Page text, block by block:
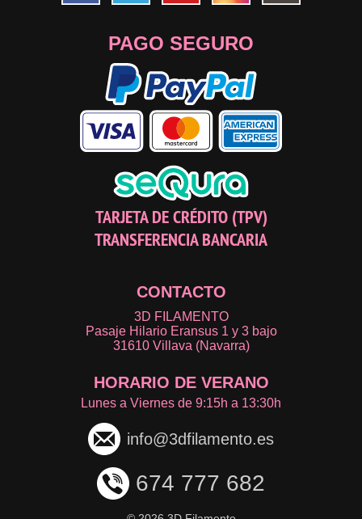
PAGO SEGURO
TARJETA DE CRÉDITO (TPV)
TRANSFERENCIA BANCARIA
CONTACTO
3D FILAMENTO
Pasaje Hilario Eransus 1 y 3 bajo
31610 Villava (Navarra)
HORARIO DE VERANO
Lunes a Viernes de 9:15h a 13:30h
info@3dfilamento.es
674 777 682